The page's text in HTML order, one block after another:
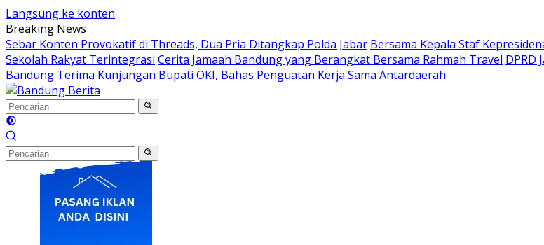
Langsung ke konten
Breaking News
Sebar Konten Provokatif di Threads, Dua Pria Ditangkap Polda Jabar Bersama Kepala Staf
Sekolah Rakyat Terintegrasi Cerita Jamaah Bandung yang Berangkat Bersama Rahmah Travel DPRD
Bandung Terima Kunjungan Bupati OKI, Bahas Penguatan Kerja Sama Antardaerah